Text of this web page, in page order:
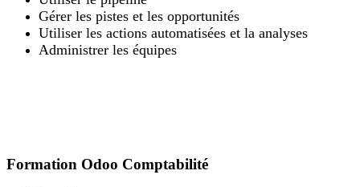
Gérer les pistes et les opportunités
Utiliser les actions automatisées et la analyses
Administrer les équipes
Formation Odoo Comptabilité